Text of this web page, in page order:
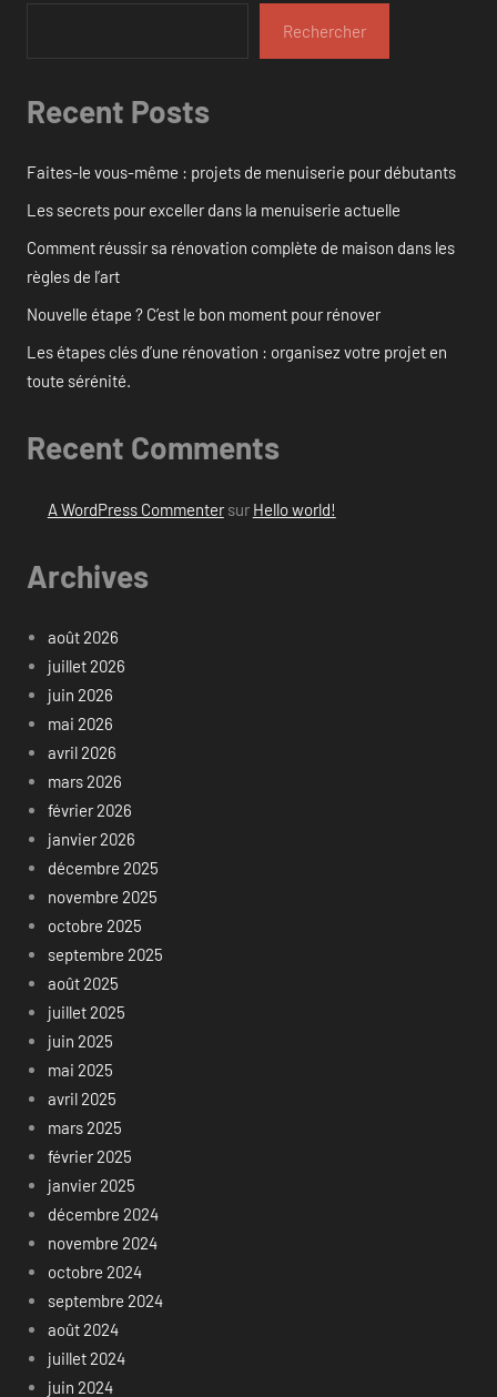
Rechercher
Recent Posts
Faites-le vous-même : projets de menuiserie pour débutants
Les secrets pour exceller dans la menuiserie actuelle
Comment réussir sa rénovation complète de maison dans les
règles de l’art
Nouvelle étape ? C’est le bon moment pour rénover
Les étapes clés d’une rénovation : organisez votre projet en
toute sérénité.
Recent Comments
A WordPress Commentersur Hello world!
Archives
août 2026
juillet 2026
juin 2026
mai 2026
avril 2026
mars 2026
février 2026
janvier 2026
décembre 2025
novembre 2025
octobre 2025
septembre 2025
août 2025
juillet 2025
juin 2025
mai 2025
avril 2025
mars 2025
février 2025
janvier 2025
décembre 2024
novembre 2024
octobre 2024
septembre 2024
août 2024
juillet 2024
juin 2024